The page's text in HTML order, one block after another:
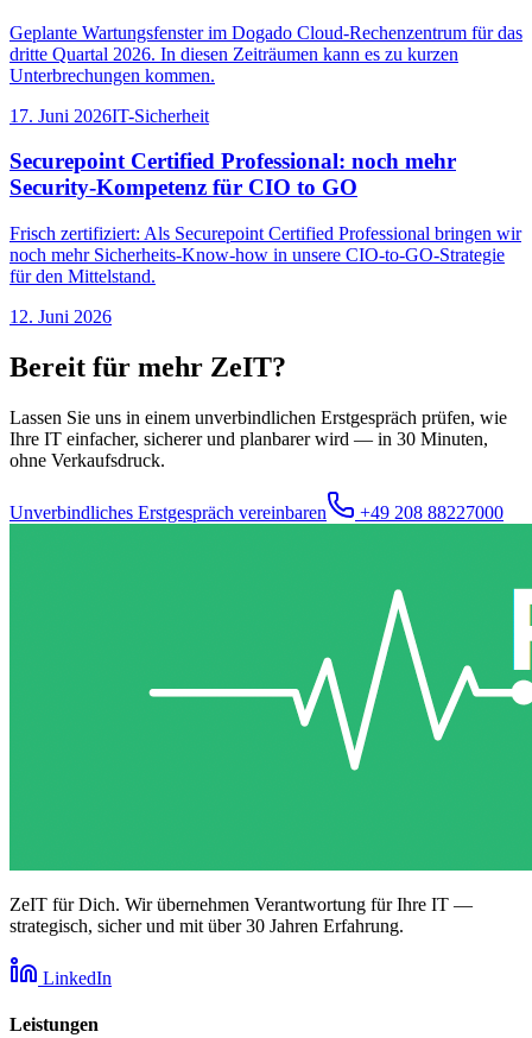
Geplante Wartungsfenster im Dogado Cloud-Rechenzentrum für das
dritte Quartal 2026. In diesen Zeiträumen kann es zu kurzen
Unterbrechungen kommen.
17. Juni 2026IT-Sicherheit
Securepoint Certified Professional: noch mehr
Security-Kompetenz für CIO to GO
Frisch zertifiziert: Als Securepoint Certified Professional bringen wir
noch mehr Sicherheits-Know-how in unsere CIO-to-GO-Strategie
für den Mittelstand.
12. Juni 2026
Bereit für mehr ZeIT?
Lassen Sie uns in einem unverbindlichen Erstgespräch prüfen, wie
Ihre IT einfacher, sicherer und planbarer wird — in 30 Minuten,
ohne Verkaufsdruck.
Unverbindliches Erstgespräch vereinbaren +49 208 88227000
ZeIT für Dich. Wir übernehmen Verantwortung für Ihre IT —
strategisch, sicher und mit über 30 Jahren Erfahrung.
LinkedIn
Leistungen